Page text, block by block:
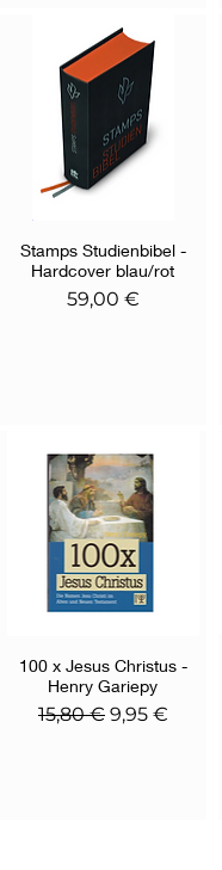
Schnellansicht
Stamps Studienbibel -
Hardcover blau/rot
Preis
59,00 €
Schnellansicht
100 x Jesus Christus -
Henry Gariepy
Standardpreis
15,80 € Sale-Preis
9,95 €